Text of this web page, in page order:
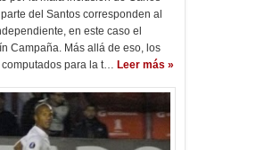
del Santos corresponden al
en este caso el
Campaña. Más allá de eso, los
para la t… Leer más »